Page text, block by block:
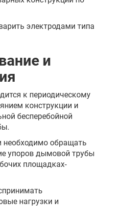
электродами типа
и
к периодическому
конструкции и
бесперебойной
необходимо обращать
упоров дымовой трубы
площадках-
нагрузки и